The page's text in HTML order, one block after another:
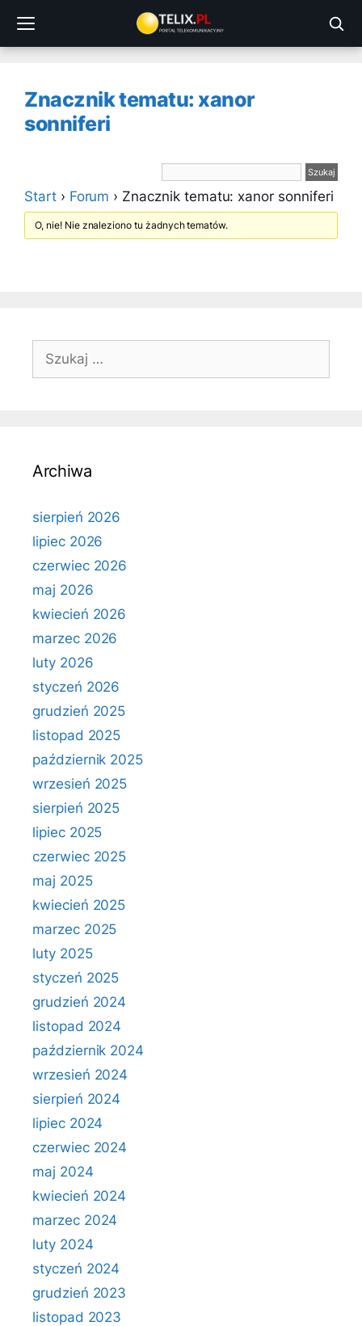
treści
Znacznik tematu: xanor
sonniferi
Start › Forum › Znacznik tematu: xanor sonniferi
O, nie! Nie znaleziono tu żadnych tematów.
Szukaj:
Archiwa
sierpień 2026
lipiec 2026
czerwiec 2026
maj 2026
kwiecień 2026
marzec 2026
luty 2026
styczeń 2026
grudzień 2025
listopad 2025
październik 2025
wrzesień 2025
sierpień 2025
lipiec 2025
czerwiec 2025
maj 2025
kwiecień 2025
marzec 2025
luty 2025
styczeń 2025
grudzień 2024
listopad 2024
październik 2024
wrzesień 2024
sierpień 2024
lipiec 2024
czerwiec 2024
maj 2024
kwiecień 2024
marzec 2024
luty 2024
styczeń 2024
grudzień 2023
listopad 2023